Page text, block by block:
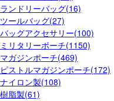
ランドリーバッグ(16)
ツールバッグ(27)
バッグアクセサリー(100)
ミリタリーポーチ(1150)
マガジンポーチ(469)
ピストルマガジンポーチ(172)
ナイロン製(108)
樹脂製(61)